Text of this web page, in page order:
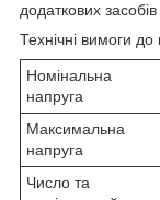
додаткових
Технічні вимоги
Номінальна
напруга
Максимальна
напруга
Число та